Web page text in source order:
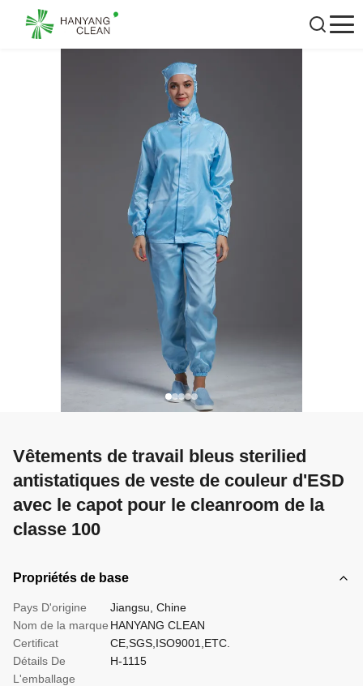
Vêtements de travail bleus sterilied
antistatiques de veste de couleur d'ESD
avec le capot pour le cleanroom de la
classe 100
Propriétés de base
Pays D'origine
Jiangsu, Chine
Nom de la marque HANYANG CLEAN
Certificat
CE,SGS,ISO9001,ETC.
Détails De
L'emballage
H-1115